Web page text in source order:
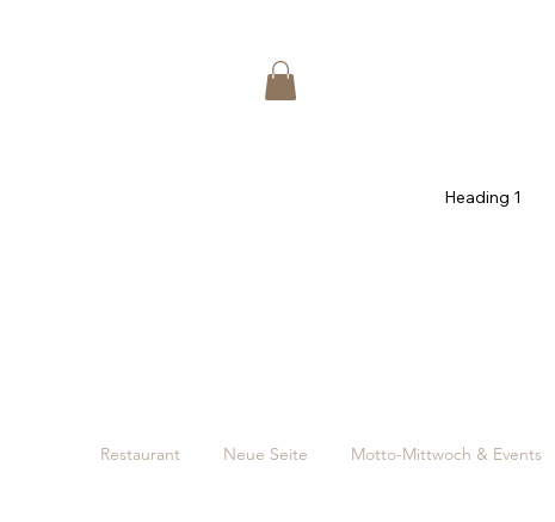
Heading 1
Restaurant Neue Seite Motto-Mittwoch & Events